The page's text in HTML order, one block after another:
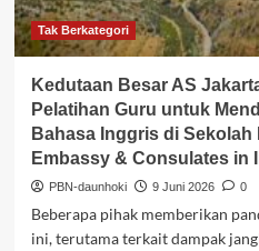
Bahasa
Inggris
di
Dasar
Indonesia
–
U.S.
Embassy
Consulates
in
Tak Berkategori
Kedutaan Besar AS
Pelatihan Guru untuk
Bahasa Inggris di Sekolah
Embassy & Consulates in
PBN-daunhoki 9 Juni 2026 0
Beberapa pihak memberikan
ini, terutama terkait dampak